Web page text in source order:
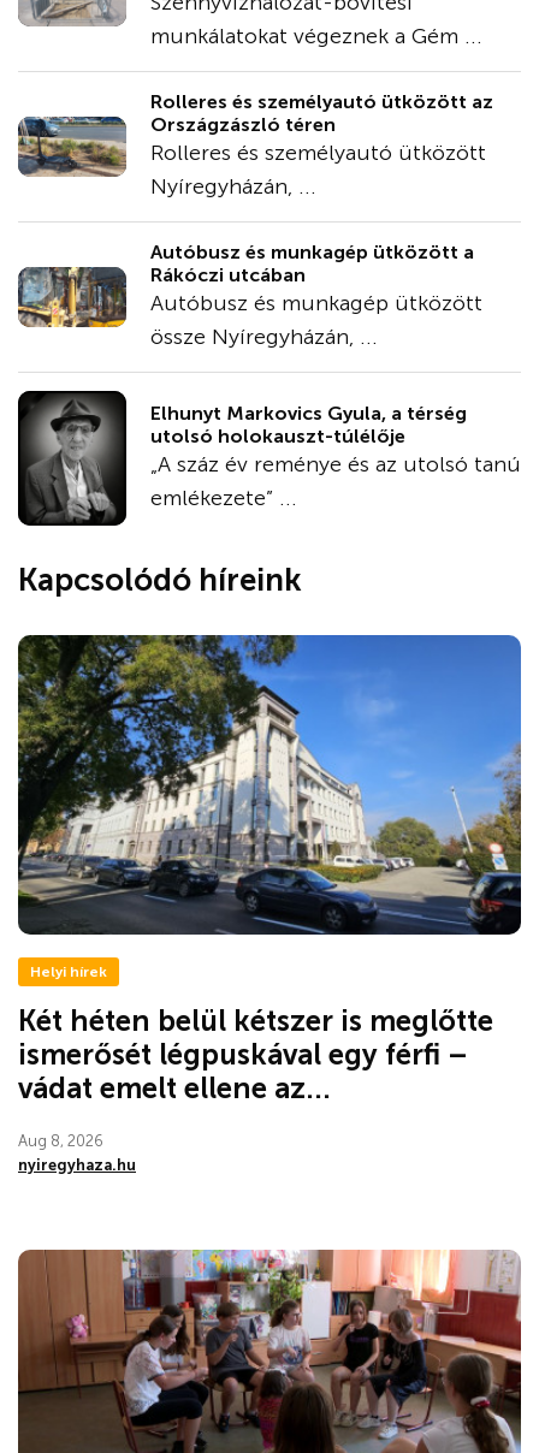
munkálatokat végeznek a Gém ...
Rolleres és személyautó ütközött az
Országzászló téren
Rolleres és személyautó ütközött
Nyíregyházán, ...
Autóbusz és munkagép ütközött a
Rákóczi utcában
Autóbusz és munkagép ütközött
össze Nyíregyházán, ...
Elhunyt Markovics Gyula, a térség
utolsó holokauszt-túlélője
„A száz év reménye és az utolsó tanú
emlékezete” ...
Kapcsolódó híreink
Helyi hírek
Két héten belül kétszer is meglőtte
ismerősét légpuskával egy férfi –
vádat emelt ellene az...
Aug 8, 2026
nyiregyhaza.hu